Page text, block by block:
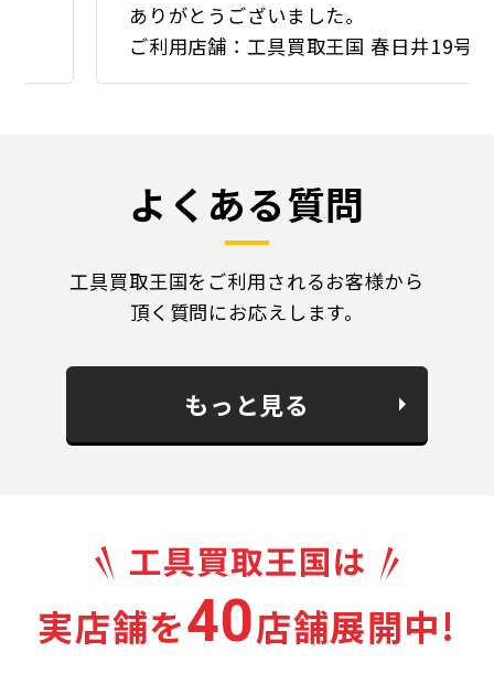
ありがとうございました。
ご利用店舗：工具買取王国 春日井19号店
よくある質問
工具買取王国をご利用されるお客様から
頂く質問にお応えします。
もっと見る
実店舗を40店舗展開中!